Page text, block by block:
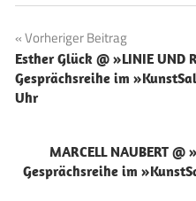
Vorheriger Beitrag
Esther Glück @ »LINIE UND
Gesprächsreihe im
Uhr
MARCELL NAUBERT
Gesprächsreihe im